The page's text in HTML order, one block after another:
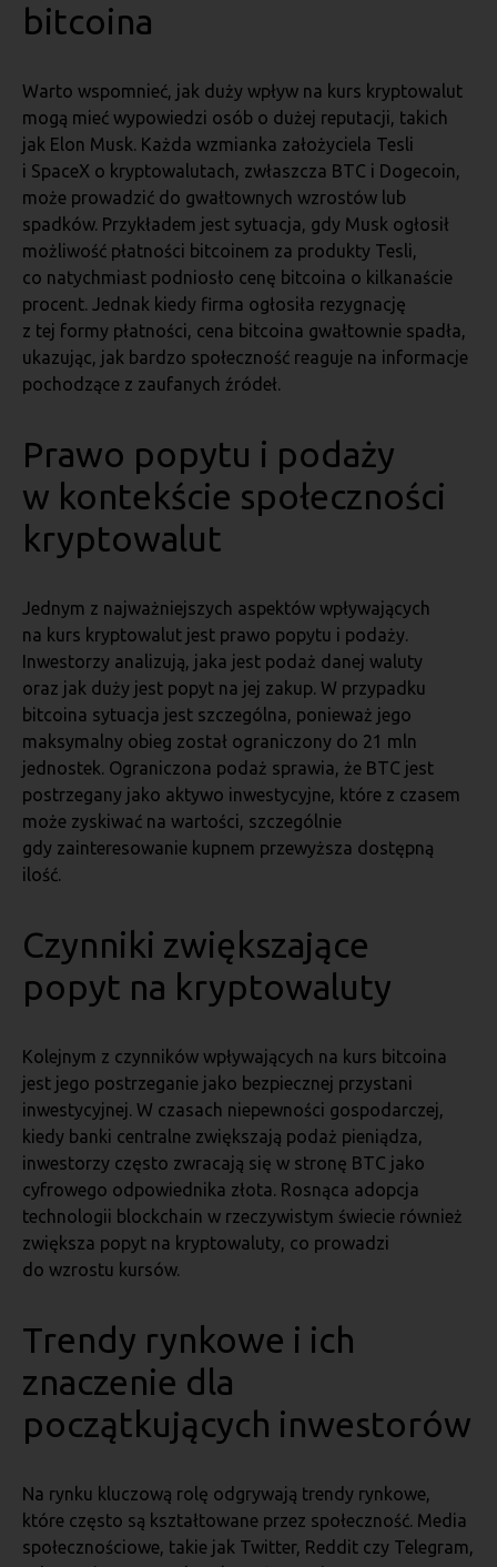
bitcoina
Warto wspomnieć, jak duży wpływ na kurs kryptowalut
mogą mieć wypowiedzi osób o dużej reputacji, takich
jak Elon Musk. Każda wzmianka założyciela Tesli
i SpaceX o kryptowalutach, zwłaszcza BTC i Dogecoin,
może prowadzić do gwałtownych wzrostów lub
spadków. Przykładem jest sytuacja, gdy Musk ogłosił
możliwość płatności bitcoinem za produkty Tesli,
co natychmiast podniosło cenę bitcoina o kilkanaście
procent. Jednak kiedy firma ogłosiła rezygnację
z tej formy płatności, cena bitcoina gwałtownie spadła,
ukazując, jak bardzo społeczność reaguje na informacje
pochodzące z zaufanych źródeł.
Prawo popytu i podaży
w kontekście społeczności
kryptowalut
Jednym z najważniejszych aspektów wpływających
na kurs kryptowalut jest prawo popytu i podaży.
Inwestorzy analizują, jaka jest podaż danej waluty
oraz jak duży jest popyt na jej zakup. W przypadku
bitcoina sytuacja jest szczególna, ponieważ jego
maksymalny obieg został ograniczony do 21 mln
jednostek. Ograniczona podaż sprawia, że BTC jest
postrzegany jako aktywo inwestycyjne, które z czasem
może zyskiwać na wartości, szczególnie
gdy zainteresowanie kupnem przewyższa dostępną
ilość.
Czynniki zwiększające
popyt na kryptowaluty
Kolejnym z czynników wpływających na kurs bitcoina
jest jego postrzeganie jako bezpiecznej przystani
inwestycyjnej. W czasach niepewności gospodarczej,
kiedy banki centralne zwiększają podaż pieniądza,
inwestorzy często zwracają się w stronę BTC jako
cyfrowego odpowiednika złota. Rosnąca adopcja
technologii blockchain w rzeczywistym świecie również
zwiększa popyt na kryptowaluty, co prowadzi
do wzrostu kursów.
Trendy rynkowe i ich
znaczenie dla
początkujących inwestorów
Na rynku kluczową rolę odgrywają trendy rynkowe,
które często są kształtowane przez społeczność. Media
społecznościowe, takie jak Twitter, Reddit czy Telegram,